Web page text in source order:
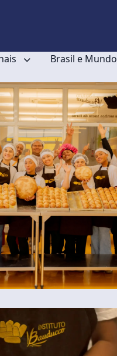
Brasil e Mundo